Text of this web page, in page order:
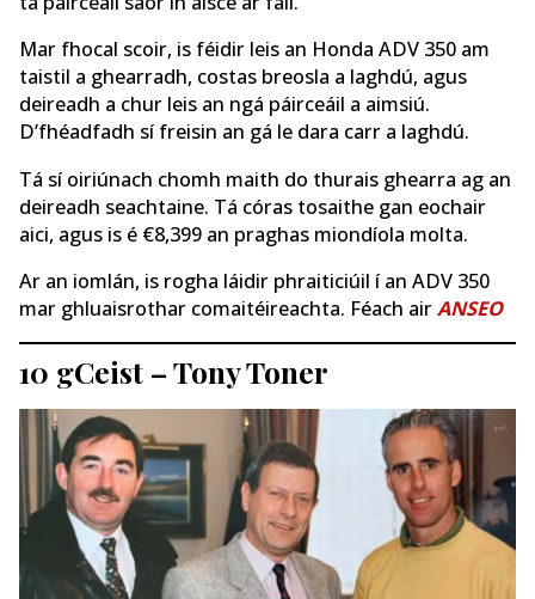
Mar fhocal scoir, is féidir leis an Honda ADV 350 am
taistil a ghearradh, costas breosla a laghdú, agus
deireadh a chur leis an ngá páirceáil a aimsiú.
D’fhéadfadh sí freisin an gá le dara carr a laghdú.
Tá sí oiriúnach chomh maith do thurais ghearra ag an
deireadh seachtaine. Tá córas tosaithe gan eochair
aici, agus is é €8,399 an praghas miondíola molta.
Ar an iomlán, is rogha láidir phraiticiúil í an ADV 350
mar ghluaisrothar comaitéireachta. Féach airANSEO
10 gCeist – Tony Toner